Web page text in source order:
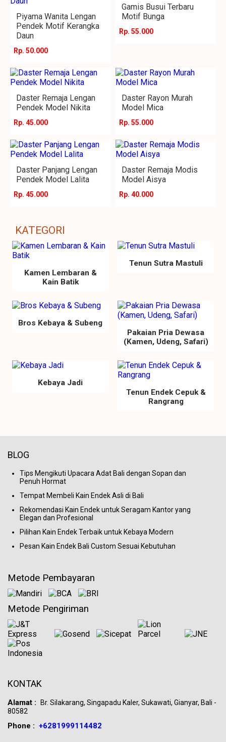
Piyama Wanita Lengan
Pendek Motif Kerangka
Daun
Rp. 50.000
Gamis Busui Terbaru
Motif Bunga
Rp. 55.000
Daster Remaja Lengan
Pendek Model Nikita
Rp. 45.000
Daster Rayon Murah
Model Mica
Rp. 55.000
Daster Panjang Lengan
Pendek Model Lalita
Rp. 45.000
Daster Remaja Modis
Model Aisya
Rp. 40.000
KATEGORI
Kamen Lembaran &
Kain Batik
Tenun Sutra Mastuli
Bros Kebaya & Subeng
Pakaian Pria Dewasa
(Kamen, Udeng, Safari)
Kebaya Jadi
Tenun Endek Cepuk &
Rangrang
BLOG
Tips Mengikuti Upacara Adat Bali dengan Sopan dan
Penuh Hormat
Tempat Membeli Kain Endek Asli di Bali
Rekomendasi Kain Endek untuk Seragam Kantor yang
Elegan dan Profesional
Pilihan Kain Endek Terbaik untuk Kebaya Modern
Pesan Kain Endek Bali Custom Sesuai Kebutuhan
Metode Pembayaran
Metode Pengiriman
KONTAK
Alamat :
Br. Silakarang, Singapadu Kaler, Sukawati, Gianyar, Bali -
80582
Phone : +6281999114482